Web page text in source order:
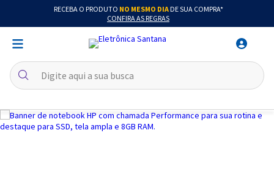
RECEBA O PRODUTO NO MESMO DIADE SUA COMPRA*
CONFIRA AS REGRAS